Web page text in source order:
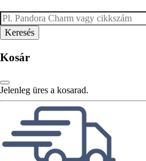
Kosár
Jelenleg üres a kosarad.